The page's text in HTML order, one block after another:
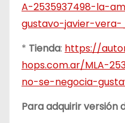
A-2535937498-la-
gustavo-javier-vera-
* Tienda: https://
hops.com.ar/MLA-
no-se-negocia-
Para adquirir versión